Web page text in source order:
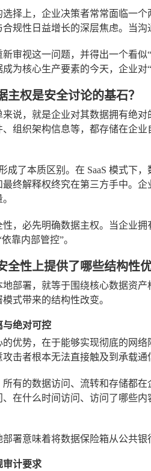
择上，企业决策者常常面临一
规性日益增长的深层焦虑。当
审视这一问题，并得出一个看
为核心生产要素的今天，企业对
主权是安全讨论的基石？
说，就是企业对其数据拥有绝
组织架构信息等，都存储在企
成了本质区别。在 SaaS 模式下
最终解释权终究在第三方手中。
性，必先明确数据主权。当企业
靠内部管控”。
全性上提供了哪些结构性优
部署，就等于围绕核心数据资
式带来的结构性改变。
绝对可控
优势，在于能够实现彻底的网
攻击者根本无法直接触及到承载通
有的数据访问、流转和存储都
在什么时间访问、访问了哪些
署意味着将数据保险箱从公共银
计要求